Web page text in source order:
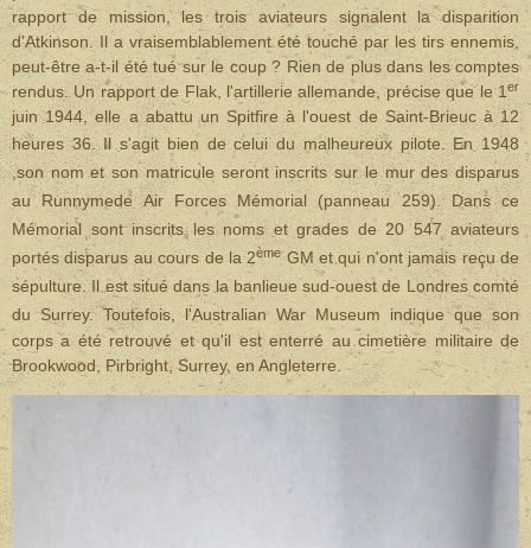
rapport de mission, les trois aviateurs signalent la disparition
d'Atkinson. Il a vraisemblablement été touché par les tirs ennemis,
peut-être a-t-il été tué sur le coup ? Rien de plus dans les comptes
rendus. Un rapport de Flak, l'artillerie allemande, précise que le 1er
juin 1944, elle a abattu un Spitfire à l'ouest de Saint-Brieuc à 12
heures 36. Il s'agit bien de celui du malheureux pilote.En 1948
,son nom et son matricule seront inscrits sur le mur des disparus
au Runnymede Air Forces Mémorial (panneau 259). Dans ce
Mémorial sont inscrits les noms et grades de 20 547 aviateurs
portés disparus au cours de la 2èmeGM et qui n'ont jamais reçu de
sépulture. Il est situé dans la banlieue sud-ouest de Londres comté
du Surrey.Toutefois, l'Australian War Museum indique que son
corps a été retrouvé et qu'il est enterré au cimetière militaire de
Brookwood, Pirbright, Surrey, en Angleterre.